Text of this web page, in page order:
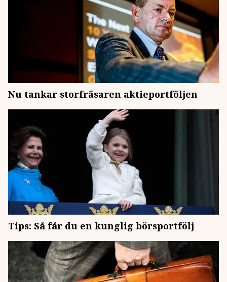
Nu tankar storfräsaren aktieportföljen
Tips: Så får du en kunglig börsportfölj